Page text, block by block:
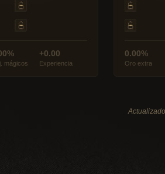
mágicos
+0.00
Experiencia
0.00%
Oro extra